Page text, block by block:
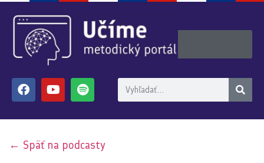
← Späť na podcasty